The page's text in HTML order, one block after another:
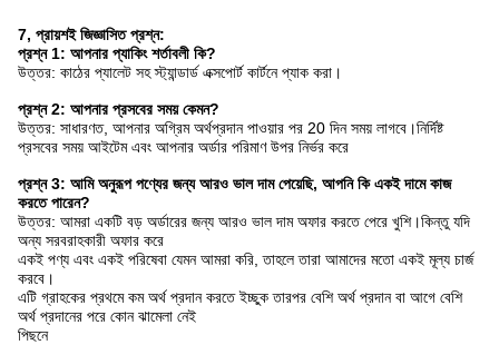
7, প্রায়শই জিজ্ঞাসিত প্রশ্ন:
প্রশ্ন 1: আপনার প্যাকিং শর্তাবলী কি?
উত্তর: কাঠের প্যালেট সহ স্ট্যান্ডার্ড এক্সপোর্ট কার্টনে প্যাক করা।
প্রশ্ন 2: আপনার প্রসবের সময় কেমন?
উত্তর: সাধারণত, আপনার অগ্রিম অর্থপ্রদান পাওয়ার পর 20 দিন সময় লাগবে।নির্দিষ্ট
প্রসবের সময় আইটেম এবং আপনার অর্ডার পরিমাণ উপর নির্ভর করে
প্রশ্ন 3: আমি অনুরূপ পণ্যের জন্য আরও ভাল দাম পেয়েছি, আপনি কি একই দামে কাজ
করতে পারেন?
উত্তর: আমরা একটি বড় অর্ডারের জন্য আরও ভাল দাম অফার করতে পেরে খুশি।কিন্তু যদি
অন্য সরবরাহকারী অফার করে
একই পণ্য এবং একই পরিষেবা যেমন আমরা করি, তাহলে তারা আমাদের মতো একই মূল্য চার্জ
করবে।
এটি গ্রাহকের প্রথমে কম অর্থ প্রদান করতে ইচ্ছুক তারপর বেশি অর্থ প্রদান বা আগে বেশি
অর্থ প্রদানের পরে কোন ঝামেলা নেই
পিছনে